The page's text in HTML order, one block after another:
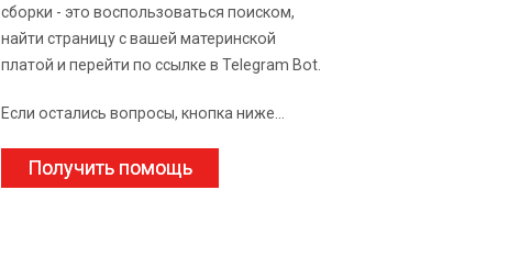
сборки - это воспользоваться поиском,
найти страницу с вашей материнской
платой и перейти по ссылке в Telegram Bot.
Если остались вопросы, кнопка ниже...
Получить помощь